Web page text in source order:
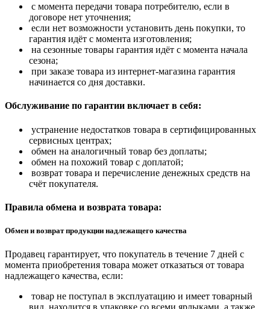
с момента передачи товара потребителю, если в
договоре нет уточнения;
если нет возможности установить день покупки, то
гарантия идёт с момента изготовления;
на сезонные товары гарантия идёт с момента начала
сезона;
при заказе товара из интернет-магазина гарантия
начинается со дня доставки.
Обслуживание по гарантии включает в себя:
устранение недостатков товара в сертифицированных
сервисных центрах;
обмен на аналогичный товар без доплаты;
обмен на похожий товар с доплатой;
возврат товара и перечисление денежных средств на
счёт покупателя.
Правила обмена и возврата товара:
Обмен и возврат продукции надлежащего качества
Продавец гарантирует, что покупатель в течение 7 дней с
момента приобретения товара может отказаться от товара
надлежащего качества, если:
товар не поступал в эксплуатацию и имеет товарный